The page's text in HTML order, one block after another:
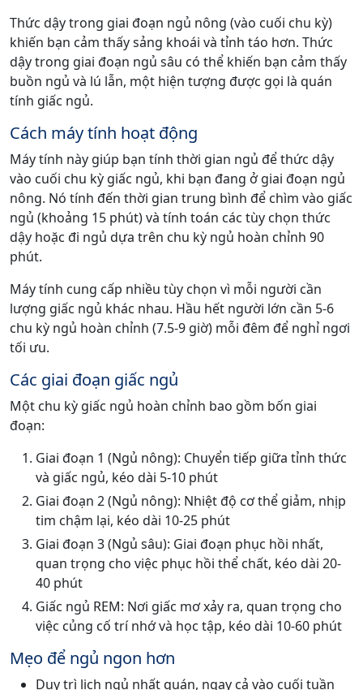
Thức dậy trong giai đoạn ngủ nông (vào cuối chu kỳ)
khiến bạn cảm thấy sảng khoái và tỉnh táo hơn. Thức
dậy trong giai đoạn ngủ sâu có thể khiến bạn cảm thấy
buồn ngủ và lú lẫn, một hiện tượng được gọi là quán
tính giấc ngủ.
Cách máy tính hoạt động
Máy tính này giúp bạn tính thời gian ngủ để thức dậy
vào cuối chu kỳ giấc ngủ, khi bạn đang ở giai đoạn ngủ
nông. Nó tính đến thời gian trung bình để chìm vào giấc
ngủ (khoảng 15 phút) và tính toán các tùy chọn thức
dậy hoặc đi ngủ dựa trên chu kỳ ngủ hoàn chỉnh 90
phút.
Máy tính cung cấp nhiều tùy chọn vì mỗi người cần
lượng giấc ngủ khác nhau. Hầu hết người lớn cần 5-6
chu kỳ ngủ hoàn chỉnh (7.5-9 giờ) mỗi đêm để nghỉ ngơi
tối ưu.
Các giai đoạn giấc ngủ
Một chu kỳ giấc ngủ hoàn chỉnh bao gồm bốn giai
đoạn:
Giai đoạn 1 (Ngủ nông): Chuyển tiếp giữa tỉnh thức
và giấc ngủ, kéo dài 5-10 phút
Giai đoạn 2 (Ngủ nông): Nhiệt độ cơ thể giảm, nhịp
tim chậm lại, kéo dài 10-25 phút
Giai đoạn 3 (Ngủ sâu): Giai đoạn phục hồi nhất,
quan trọng cho việc phục hồi thể chất, kéo dài 20-
40 phút
Giấc ngủ REM: Nơi giấc mơ xảy ra, quan trọng cho
việc củng cố trí nhớ và học tập, kéo dài 10-60 phút
Mẹo để ngủ ngon hơn
Duy trì lịch ngủ nhất quán, ngay cả vào cuối tuần